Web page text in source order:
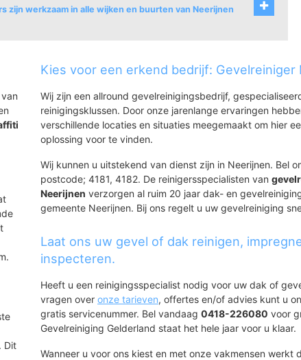
zijn werkzaam in alle wijken en buurten van Neerijnen
Dit
Kies voor een erkend bedrijf: Gevelreiniger
Wij zijn een allround gevelreinigingsbedrijf,
reinigingsklussen. Door onze jarenlange ervaringen
verschillende locaties en situaties meegemaakt om hier
oplossing voor te vinden.
Wij kunnen u uitstekend van dienst zijn in Neerijnen. Bel
postcode; 4181, 4182. De reinigersspecialisten van
Neerijnen verzorgen al ruim 20 jaar dak- en
gemeente Neerijnen. Bij ons regelt u uw gevelreiniging
Laat ons uw gevel of dak reinigen,
inspecteren.
Heeft u een reinigingsspecialist nodig voor uw dak of
vragen over onze tarieven, offertes en/of advies kunt u
gratis servicenummer. Bel vandaag 0418-226080 voor
Gevelreiniging Gelderland staat het hele jaar voor u klaar.
Wanneer u voor ons kiest en met onze vakmensen werkt